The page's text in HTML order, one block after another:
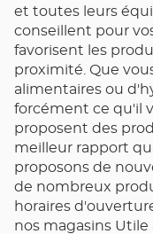
et toutes leurs
conseillent pour
favorisent les
proximité. Que
alimentaires ou
forcément ce qu'il
proposent des
meilleur rapport
proposons de
de nombreux
horaires
nos magasins